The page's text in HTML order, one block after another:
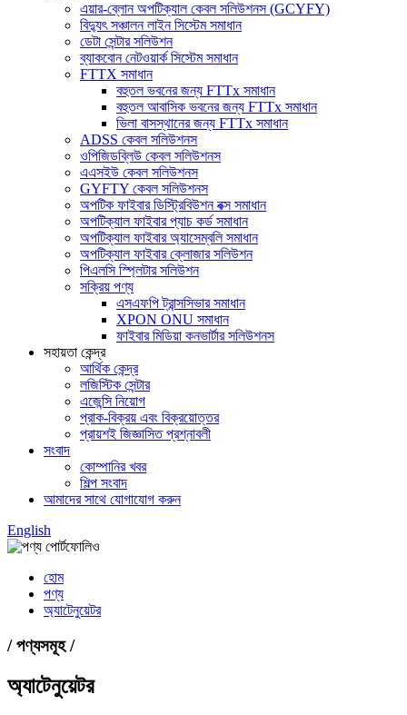
এয়ার-ব্লোন অপটিক্যাল কেবল সলিউশনস (GCYFY)
বিদ্যুৎ সঞ্চালন লাইন সিস্টেম সমাধান
ডেটা সেন্টার সলিউশন
ব্যাকবোন নেটওয়ার্ক সিস্টেম সমাধান
FTTX সমাধান
বহুতল ভবনের জন্য FTTx সমাধান
বহুতল আবাসিক ভবনের জন্য FTTx সমাধান
ভিলা বাসস্থানের জন্য FTTx সমাধান
ADSS কেবল সলিউশনস
ওপিজিডব্লিউ কেবল সলিউশনস
এএসইউ কেবল সলিউশনস
GYFTY কেবল সলিউশনস
অপটিক ফাইবার ডিস্ট্রিবিউশন বক্স সমাধান
অপটিক্যাল ফাইবার প্যাচ কর্ড সমাধান
অপটিক্যাল ফাইবার অ্যাসেম্বলি সমাধান
অপটিক্যাল ফাইবার ক্লোজার সলিউশন
পিএলসি স্প্লিটার সলিউশন
সক্রিয় পণ্য
এসএফপি ট্রান্সসিভার সমাধান
XPON ONU সমাধান
ফাইবার মিডিয়া কনভার্টার সলিউশনস
সহায়তা কেন্দ্র
আর্থিক কেন্দ্র
লজিস্টিক সেন্টার
এজেন্সি নিয়োগ
প্রাক-বিক্রয় এবং বিক্রয়োত্তর
প্রায়শই জিজ্ঞাসিত প্রশ্নাবলী
সংবাদ
কোম্পানির খবর
শিল্প সংবাদ
আমাদের সাথে যোগাযোগ করুন
English
হোম
পণ্য
অ্যাটেনুয়েটর
/ পণ্যসমূহ /
অ্যাটেনুয়েটর